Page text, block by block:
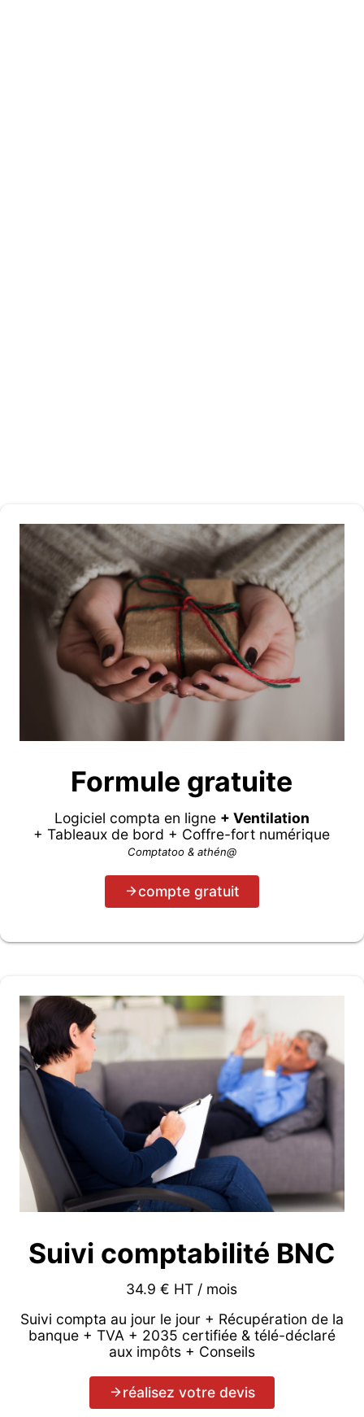
Formule gratuite
Logiciel compta en ligne + Ventilation
+ Tableaux de bord + Coffre-fort numérique
Comptatoo & athén@
compte gratuit
Suivi comptabilité BNC
34.9 € HT / mois
Suivi compta au jour le jour + Récupération de la
banque + TVA + 2035 certifiée & télé-déclaré
aux impôts + Conseils
réalisez votre devis